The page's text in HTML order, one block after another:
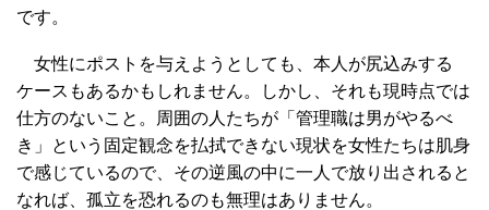
です。
女性にポストを与えようとしても、本人が尻込みする
ケースもあるかもしれません。しかし、それも現時点では
仕方のないこと。周囲の人たちが「管理職は男がやるべ
き」という固定観念を払拭できない現状を女性たちは肌身
で感じているので、その逆風の中に一人で放り出されると
なれば、孤立を恐れるのも無理はありません。